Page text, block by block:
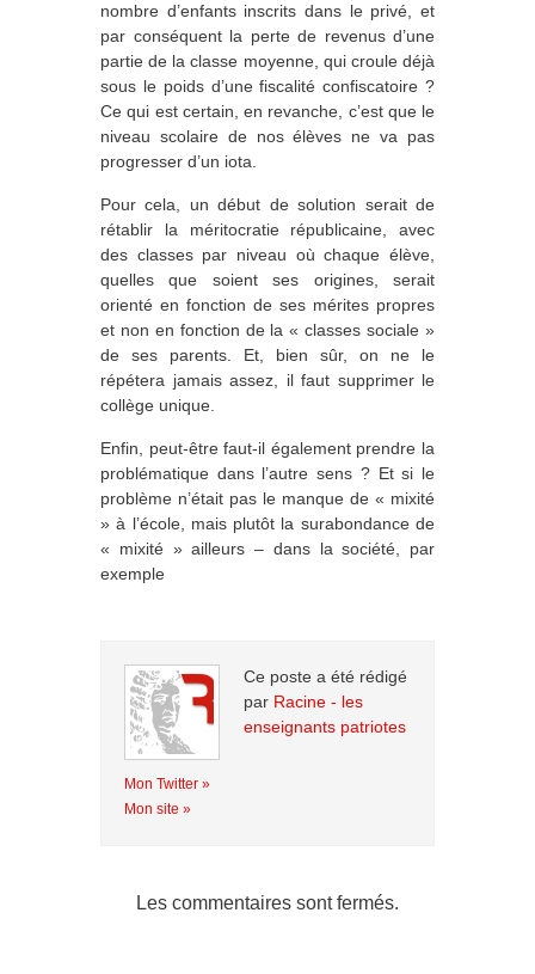
nombre d’enfants inscrits dans le privé, et
par conséquent la perte de revenus d’une
partie de la classe moyenne, qui croule déjà
sous le poids d’une fiscalité confiscatoire ?
Ce qui est certain, en revanche, c’est que le
niveau scolaire de nos élèves ne va pas
progresser d’un iota.
Pour cela, un début de solution serait de
rétablir la méritocratie républicaine, avec
des classes par niveau où chaque élève,
quelles que soient ses origines, serait
orienté en fonction de ses mérites propres
et non en fonction de la « classes sociale »
de ses parents. Et, bien sûr, on ne le
répétera jamais assez, il faut supprimer le
collège unique.
Enfin, peut-être faut-il également prendre la
problématique dans l’autre sens ? Et si le
problème n’était pas le manque de « mixité
» à l’école, mais plutôt la surabondance de
« mixité » ailleurs – dans la société, par
exemple
Ce poste a été rédigé
par Racine - les
enseignants patriotes
Mon Twitter »
Mon site »
Les commentaires sont fermés.